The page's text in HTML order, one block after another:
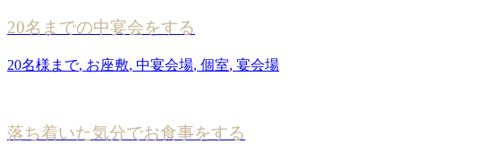
20名までの中宴会をする
20名様まで, お座敷, 中宴会場, 個室, 宴会場
落ち着いた気分でお食事をする